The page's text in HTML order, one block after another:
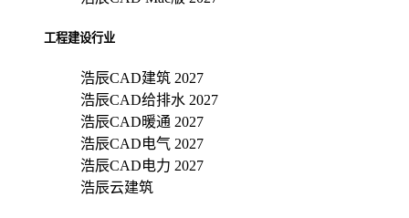
工程建设行业
浩辰CAD建筑 2027
浩辰CAD给排水 2027
浩辰CAD暖通 2027
浩辰CAD电气 2027
浩辰CAD电力 2027
浩辰云建筑